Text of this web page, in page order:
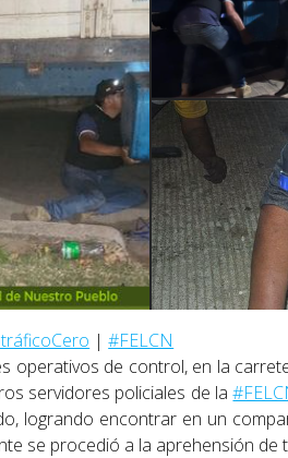
|#FELCN
operativos de control, en la
servidores policiales de la
logrando encontrar en un
se procedió a la aprehensión